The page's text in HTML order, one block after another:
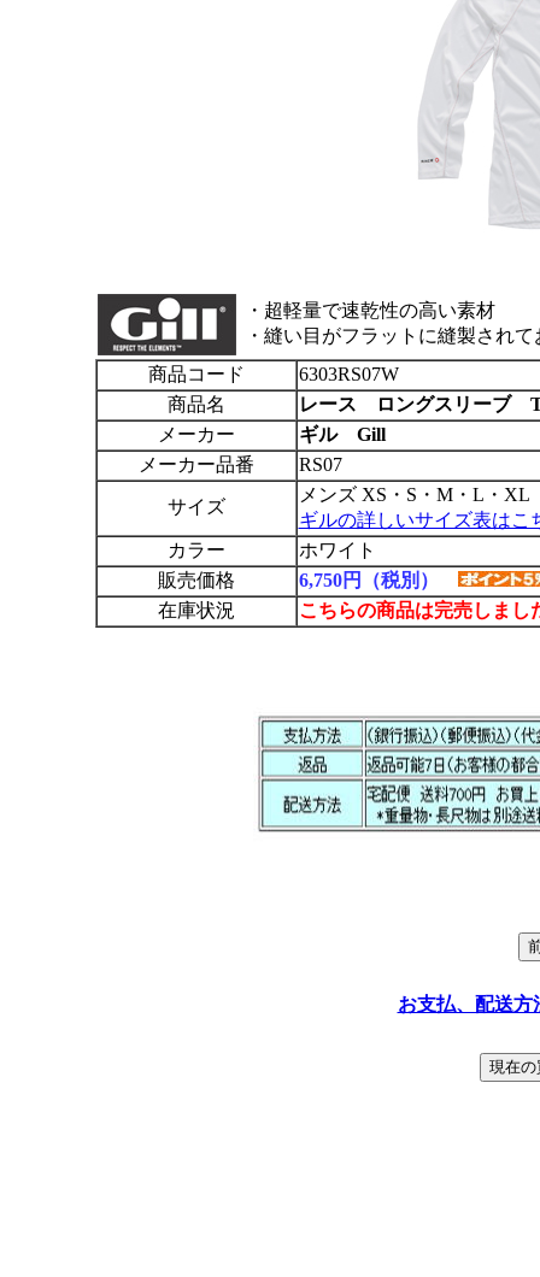
・超軽量で速乾性の高い素材
・縫い目がフラットに縫製され
商品コード
6303RS07W
商品名
レース ロングスリーブ
メーカー
ギル Gill
メーカー品番
RS07
サイズ
メンズ XS・S・M・L・XL
ギルの詳しいサイズ表はこ
カラー
ホワイト
販売価格
6,750円（税別）
在庫状況
こちらの商品は完売しまし
お支払、配送方